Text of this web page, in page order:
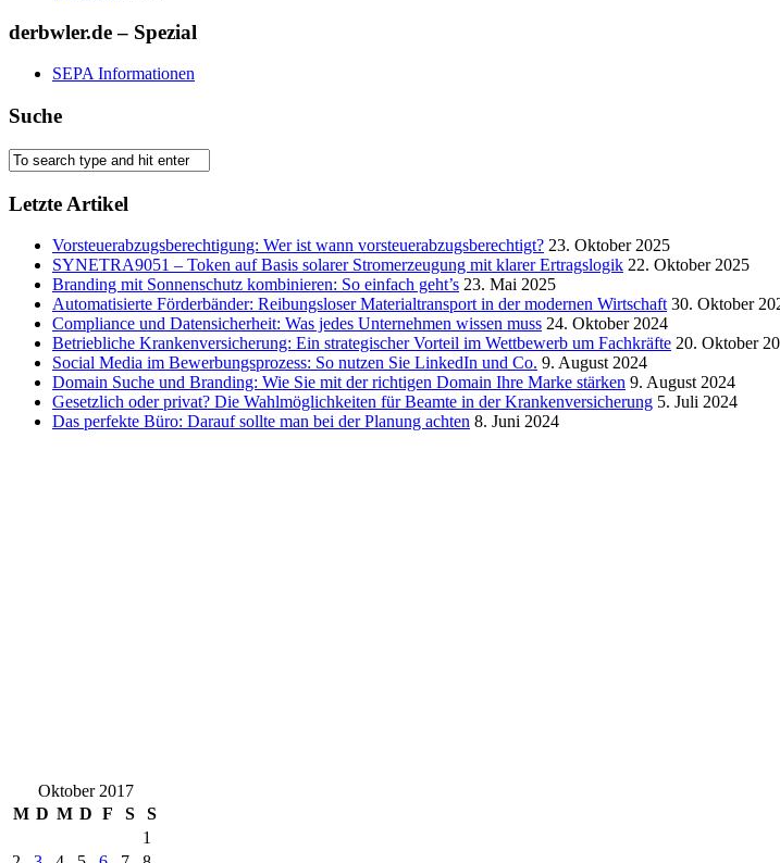
derbwler.de – Spezial
SEPA Informationen
Suche
Letzte Artikel
Vorsteuerabzugsberechtigung: Wer ist wann vorsteuerabzugsberechtigt? 23. Oktober 2025
SYNETRA9051 – Token auf Basis solarer Stromerzeugung mit klarer Ertragslogik 22. Oktober 2025
Branding mit Sonnenschutz kombinieren: So einfach geht’s 23. Mai 2025
Automatisierte Förderbänder: Reibungsloser Materialtransport in der modernen Wirtschaft 30. Oktober
Compliance und Datensicherheit: Was jedes Unternehmen wissen muss 24. Oktober 2024
Betriebliche Krankenversicherung: Ein strategischer Vorteil im Wettbewerb um Fachkräfte 20. Oktober
Social Media im Bewerbungsprozess: So nutzen Sie LinkedIn und Co. 9. August 2024
Domain Suche und Branding: Wie Sie mit der richtigen Domain Ihre Marke stärken 9. August 2024
Gesetzlich oder privat? Die Wahlmöglichkeiten für Beamte in der Krankenversicherung 5. Juli 2024
Das perfekte Büro: Darauf sollte man bei der Planung achten 8. Juni 2024
Oktober 2017
M D M D F S
S
1